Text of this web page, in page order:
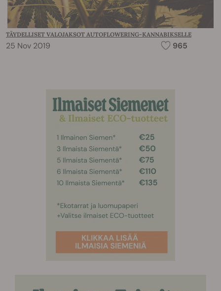
TÄYDELLISET VALOJAKSOT AUTOFLOWERING-KANNABIKSELLE
25 Nov 2019 965